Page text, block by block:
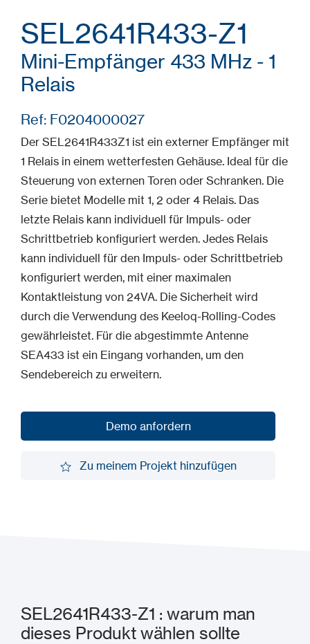
SEL2641R433-Z1
Mini-Empfänger 433 MHz - 1
Relais
Ref: F0204000027
Der SEL2641R433Z1 ist ein externer Empfänger mit
1 Relais in einem wetterfesten Gehäuse. Ideal für die
Steuerung von externen Toren oder Schranken. Die
Serie bietet Modelle mit 1, 2 oder 4 Relais. Das
letzte Relais kann individuell für Impuls- oder
Schrittbetrieb konfiguriert werden. Jedes Relais
kann individuell für den Impuls- oder Schrittbetrieb
konfiguriert werden, mit einer maximalen
Kontaktleistung von 24VA. Die Sicherheit wird
durch die Verwendung des Keeloq-Rolling-Codes
gewährleistet. Für die abgestimmte Antenne
SEA433 ist ein Eingang vorhanden, um den
Sendebereich zu erweitern.
Demo anfordern
Zu meinem Projekt hinzufügen
SEL2641R433-Z1 : warum man
dieses Produkt wählen sollte